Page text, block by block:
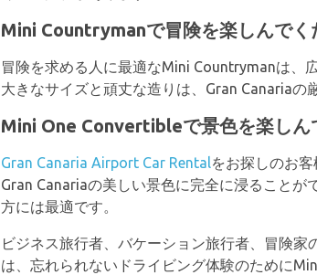
Mini Countrymanで冒険を楽しんでく
冒険を求める人に最適なMini Countrymanは、
大きなサイズと頑丈な造りは、Gran Canaria
Mini One Convertibleで景色を楽しん
Gran Canaria Airport Car Rentalをお探しのお
Gran Canariaの美しい景色に完全に浸ることが
方には最適です。
ビジネス旅行者、バケーション旅行者、冒険
は、忘れられないドライビング体験のために